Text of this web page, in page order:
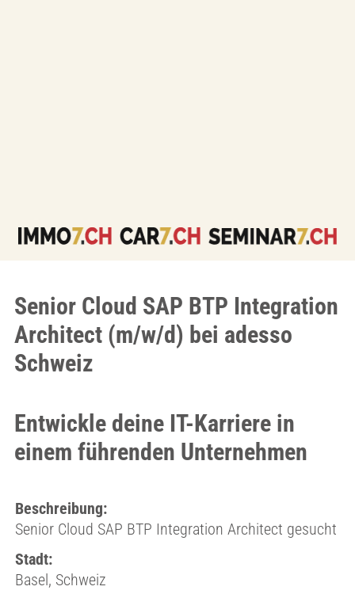
Senior Cloud SAP BTP Integration
Architect (m/w/d) bei adesso
Schweiz
Entwickle deine IT-Karriere in
einem führenden Unternehmen
Beschreibung:
Senior Cloud SAP BTP Integration Architect gesucht
Stadt:
Basel, Schweiz